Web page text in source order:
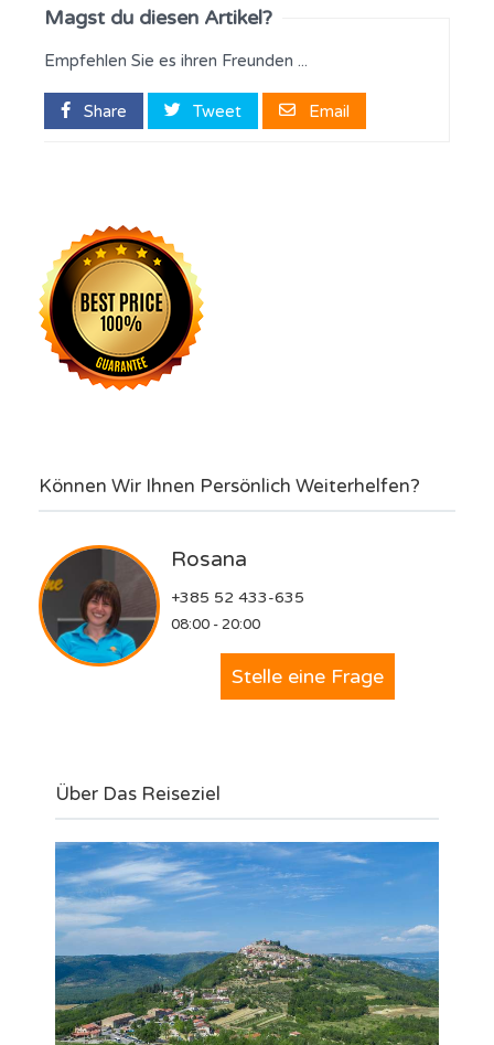
Magst du diesen Artikel?
Empfehlen Sie es ihren Freunden ...
Share Tweet Email
Können Wir Ihnen Persönlich Weiterhelfen?
Rosana
+385 52 433-635
08:00 - 20:00
Stelle eine Frage
Über Das Reiseziel